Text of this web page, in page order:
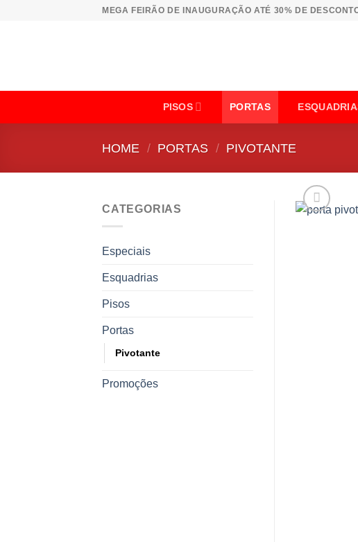
MEGA FEIRÃO DE INAUGURAÇÃO ATÉ 30% DE
PISOS PORTAS
HOME / PORTAS / PIVOTANTE
CATEGORIAS
Especiais
Esquadrias
Pisos
Portas
Pivotante
Promoções